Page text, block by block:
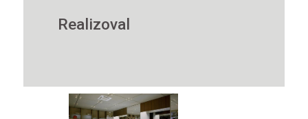
Realizoval